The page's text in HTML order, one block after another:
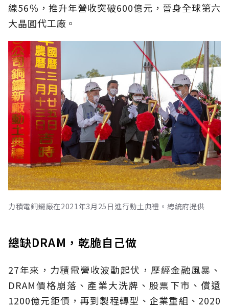
線56％，推升年營收突破600億元，晉身全球第六
大晶圓代工廠。
力積電銅鑼廠在2021年3月25日進行動土典禮。總統府提供
總缺DRAM，乾脆自己做
27年來，力積電營收波動起伏，歷經金融風暴、
DRAM價格崩落、產業大洗牌、股票下市、償還
1200億元鉅債，再到製程轉型、企業重組、2020